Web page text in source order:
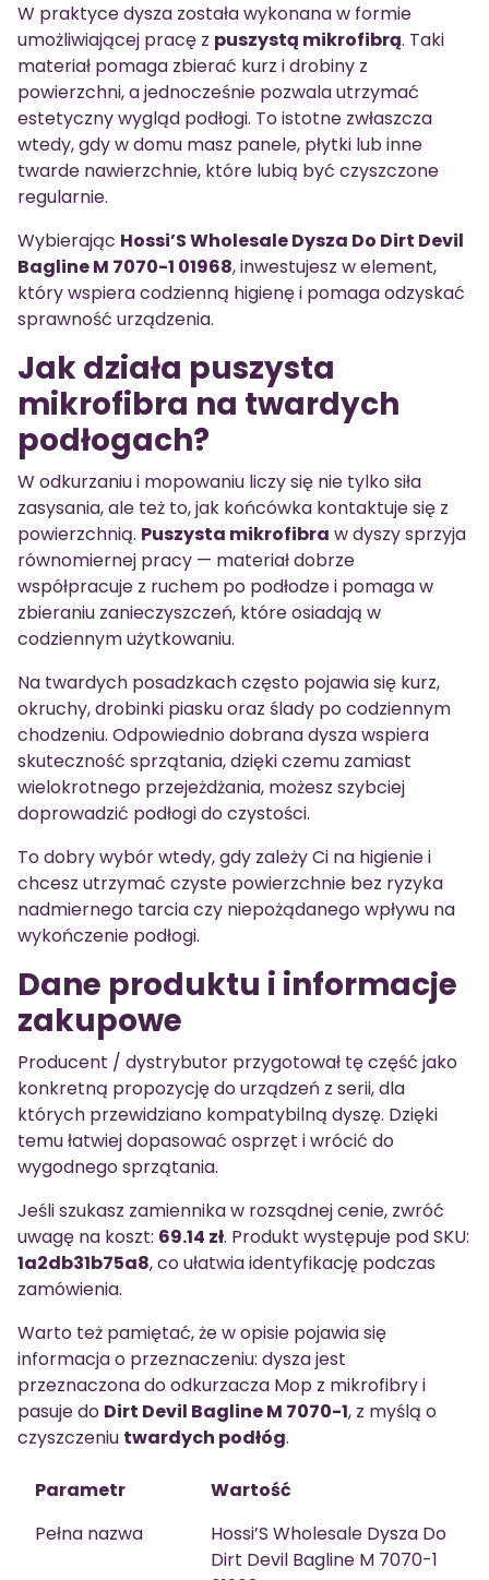
W praktyce dysza została wykonana w formie
umożliwiającej pracę z puszystą mikrofibrą. Taki
materiał pomaga zbierać kurz i drobiny z
powierzchni, a jednocześnie pozwala utrzymać
estetyczny wygląd podłogi. To istotne zwłaszcza
wtedy, gdy w domu masz panele, płytki lub inne
twarde nawierzchnie, które lubią być czyszczone
regularnie.
Wybierając Hossi’S Wholesale Dysza Do Dirt Devil
Bagline M 7070-1 01968, inwestujesz w element,
który wspiera codzienną higienę i pomaga odzyskać
sprawność urządzenia.
Jak działa puszysta
mikrofibra na twardych
podłogach?
W odkurzaniu i mopowaniu liczy się nie tylko siła
zasysania, ale też to, jak końcówka kontaktuje się z
powierzchnią. Puszysta mikrofibra w dyszy sprzyja
równomiernej pracy — materiał dobrze
współpracuje z ruchem po podłodze i pomaga w
zbieraniu zanieczyszczeń, które osiadają w
codziennym użytkowaniu.
Na twardych posadzkach często pojawia się kurz,
okruchy, drobinki piasku oraz ślady po codziennym
chodzeniu. Odpowiednio dobrana dysza wspiera
skuteczność sprzątania, dzięki czemu zamiast
wielokrotnego przejeżdżania, możesz szybciej
doprowadzić podłogi do czystości.
To dobry wybór wtedy, gdy zależy Ci na higienie i
chcesz utrzymać czyste powierzchnie bez ryzyka
nadmiernego tarcia czy niepożądanego wpływu na
wykończenie podłogi.
Dane produktu i informacje
zakupowe
Producent / dystrybutor przygotował tę część jako
konkretną propozycję do urządzeń z serii, dla
których przewidziano kompatybilną dyszę. Dzięki
temu łatwiej dopasować osprzęt i wrócić do
wygodnego sprzątania.
Jeśli szukasz zamiennika w rozsądnej cenie, zwróć
uwagę na koszt: 69.14 zł. Produkt występuje pod SKU:
1a2db31b75a8, co ułatwia identyfikację podczas
zamówienia.
Warto też pamiętać, że w opisie pojawia się
informacja o przeznaczeniu: dysza jest
przeznaczona do odkurzacza Mop z mikrofibry i
pasuje do Dirt Devil Bagline M 7070-1, z myślą o
czyszczeniu twardych podłóg.
Parametr
Wartość
Pełna nazwa
Hossi’S Wholesale Dysza Do
Dirt Devil Bagline M 7070-1